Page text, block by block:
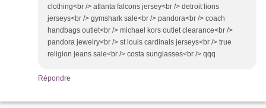
clothing<br /> atlanta falcons jersey<br /> detroit lions
jerseys<br /> gymshark sale<br /> pandora<br /> coach
handbags outlet<br /> michael kors outlet clearance<br />
pandora jewelry<br /> st louis cardinals jerseys<br /> true
religion jeans sale<br /> costa sunglasses<br /> qqq
Répondre